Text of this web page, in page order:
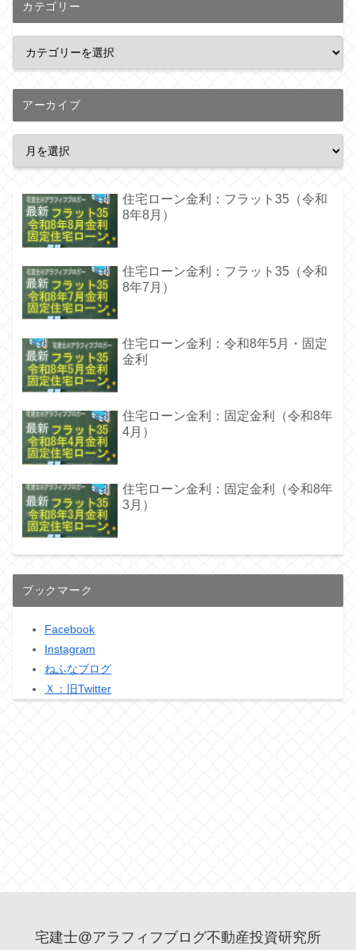
カテゴリー
アーカイブ
住宅ローン金利：フラット35（令和
8年8月）
住宅ローン金利：フラット35（令和
8年7月）
住宅ローン金利：令和8年5月・固定
金利
住宅ローン金利：固定金利（令和8年
4月）
住宅ローン金利：固定金利（令和8年
3月）
ブックマーク
Facebook
Instagram
ねふなブログ
Ｘ：旧Twitter
宅建士@アラフィフブログ不動産投資研究所